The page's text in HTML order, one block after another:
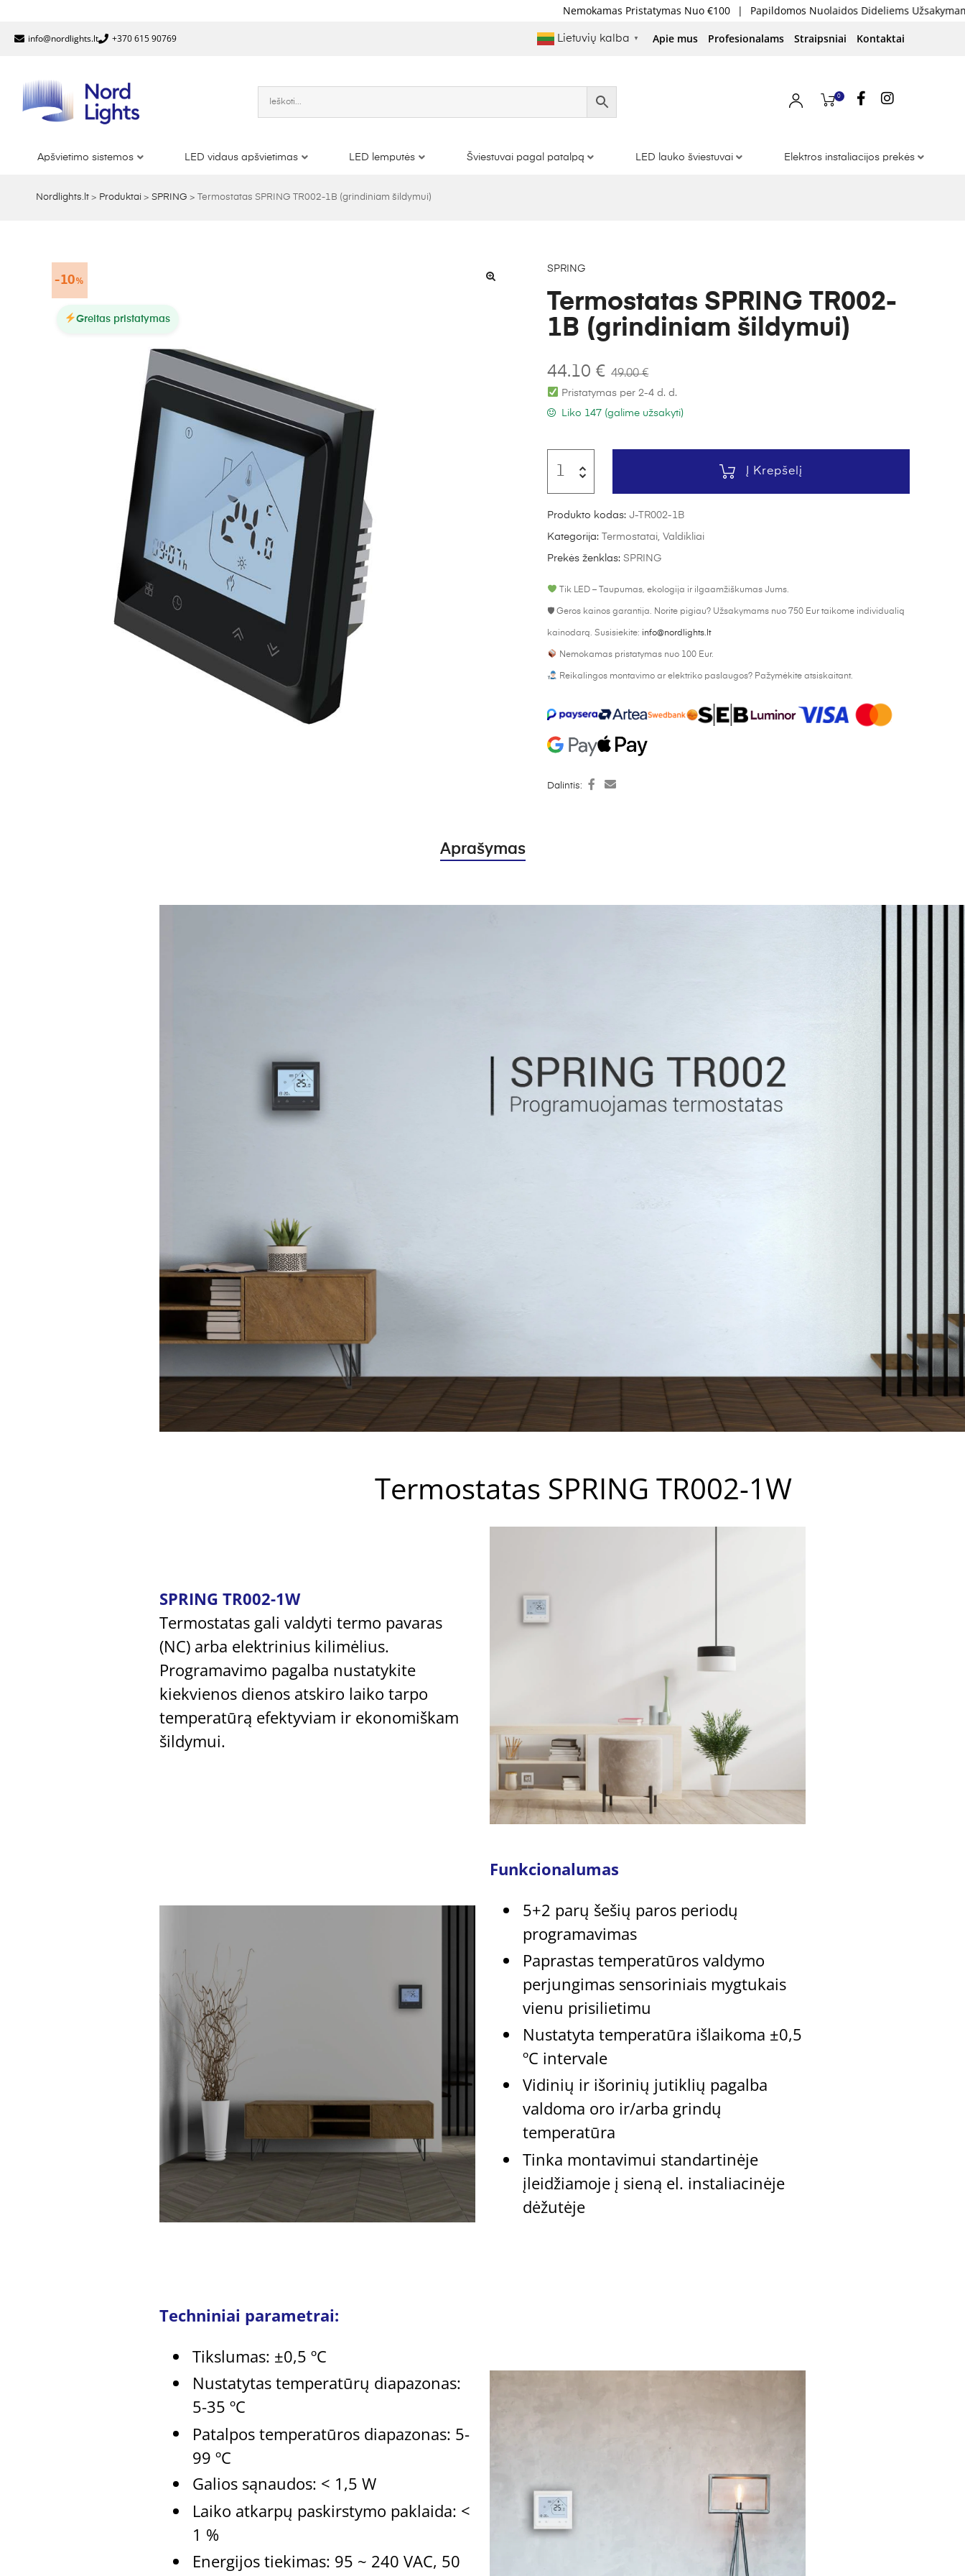
Nemokamas Pristatymas Nuo €100 | Papildomos Nuolaidos Dideliems Užsakymams | Skaidri Kainodara |
info@nordlights.lt +370 615 90769 Lietuvių kalba ▼ Apie mus Profesionalams Straipsniai Kontaktai
0
Apšvietimo sistemos LED vidaus apšvietimas LED lemputės Šviestuvai pagal patalpą LED lauko šviestuvai Elektros instaliacijos prekės
Nordlights.lt > Produktai > SPRING > Termostatas SPRING TR002-1B (grindiniam šildymui)
10%
Greitas pristatymas
SPRING
Termostatas SPRING TR002-
1B (grindiniam šildymui)
49.00€
44.10 €
Pristatymas per 2-4 d. d.
Liko 147 (galime užsakyti)
Į Krepšelį
Produkto kodas:J-TR002-1B
Kategorija:Termostatai, Valdikliai
Prekės ženklas:SPRING
Tik LED – Taupumas, ekologija ir ilgaamžiškumas Jums.
🛡 Geros kainos garantija. Norite pigiau? Užsakymams nuo 750 Eur taikome individualią
kainodarą. Susisiekite: info@nordlights.lt
Nemokamas pristatymas nuo 100 Eur.
Reikalingos montavimo ar elektriko paslaugos? Pažymėkite atsiskaitant.
Dalintis:
Aprašymas
Termostatas SPRING TR002-1W
SPRING TR002-1W
Termostatas gali valdyti termo pavaras
(NC) arba elektrinius kilimėlius.
Programavimo pagalba nustatykite
kiekvienos dienos atskiro laiko tarpo
temperatūrą efektyviam ir ekonomiškam
šildymui.
Funkcionalumas
5+2 parų šešių paros periodų
programavimas
Paprastas temperatūros valdymo
perjungimas sensoriniais mygtukais
vienu prisilietimu
Nustatyta temperatūra išlaikoma ±0,5
ºC intervale
Vidinių ir išorinių jutiklių pagalba
valdoma oro ir/arba grindų
temperatūra
Tinka montavimui standartinėje
įleidžiamoje į sieną el. instaliacinėje
dėžutėje
Techniniai parametrai:
Tikslumas: ±0,5 ºC
Nustatytas temperatūrų diapazonas:
5-35 ºC
Patalpos temperatūros diapazonas: 5-
99 ºC
Galios sąnaudos: < 1,5 W
Laiko atkarpų paskirstymo paklaida: <
1 %
Energijos tiekimas: 95 ~ 240 VAC, 50